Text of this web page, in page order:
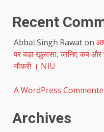
Recent
Abbal Singh Rawaton
पर बड़ा खुलासा, जानिए कब और
नौकरी । NIU
A WordPress
Archives